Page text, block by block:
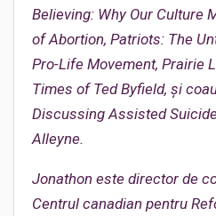
Believing: Why Our Culture
of Abortion, Patriots: The
Pro-Life Movement, Prairie
Times of Ted Byfield, și
Discussing Assisted
Alleyne.
Jonathon este director de
Centrul canadian pentru